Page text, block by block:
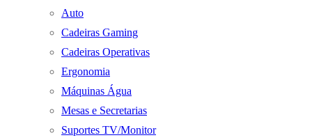
Auto
Cadeiras Gaming
Cadeiras Operativas
Ergonomia
Máquinas Água
Mesas e Secretarias
Suportes TV/Monitor